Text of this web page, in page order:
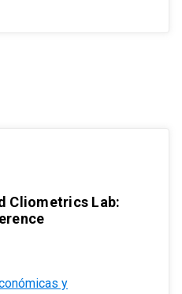
Cliometrics Lab:
y